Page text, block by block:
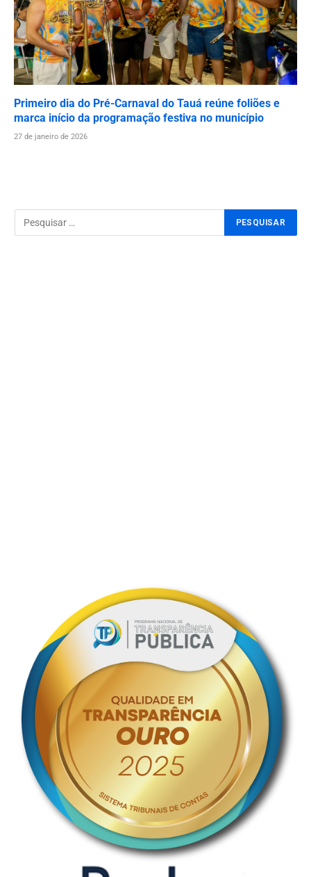
Primeiro dia do Pré-Carnaval do Tauá reúne foliões e
marca início da programação festiva no município
27 de janeiro de 2026